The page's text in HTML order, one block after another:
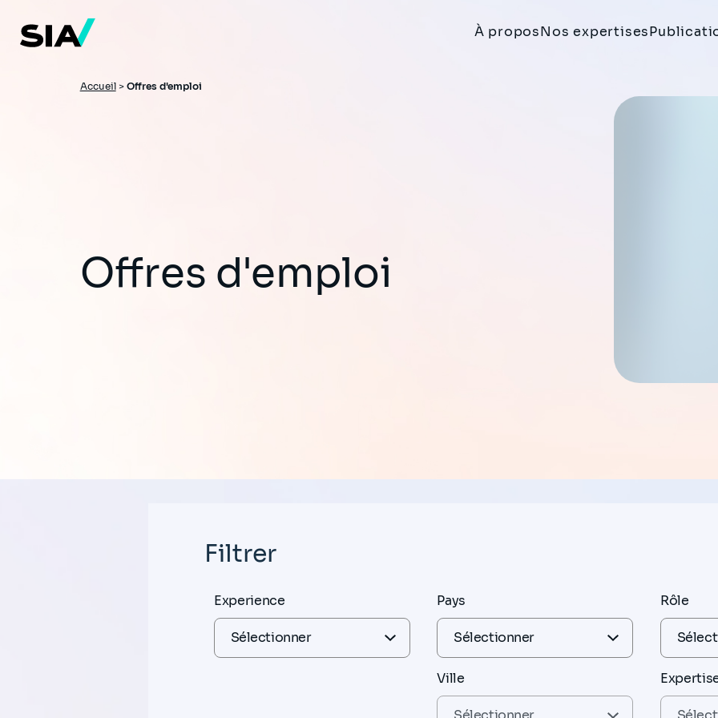
contenu
principal
À proposNos expertises
Fil
Accueil> Offres d'emploi
Offres d'emploi
Filtrer
Experience Pays
Ville
Rôle